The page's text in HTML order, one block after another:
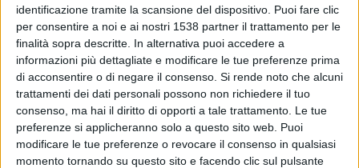
identificazione tramite la scansione del dispositivo. Puoi fare clic
per consentire a noi e ai nostri 1538 partner il trattamento per le
finalità sopra descritte. In alternativa puoi accedere a
informazioni più dettagliate e modificare le tue preferenze prima
di acconsentire o di negare il consenso. Si rende noto che alcuni
trattamenti dei dati personali possono non richiedere il tuo
consenso, ma hai il diritto di opporti a tale trattamento. Le tue
preferenze si applicheranno solo a questo sito web. Puoi
modificare le tue preferenze o revocare il consenso in qualsiasi
momento tornando su questo sito e facendo clic sul pulsante
“Sarà l’occasione per discutere delle modalità
innovative a favore delle politiche di sviluppo locale,
attraverso forme di promozione e coinvolgimento dei
soggetti economici e sociali presenti nelle nostre
comunità” dice Enzo Cugusi che avrà il compito di
coordinare l’incontro-dibattito.